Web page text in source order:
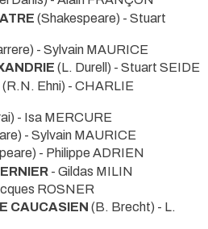
(Shakespeare) - Stuart
- Sylvain MAURICE
(L. Durell) - Stuart SEIDE
(R.N. Ehni) - CHARLIE
- Isa MERCURE
- Sylvain MAURICE
- Philippe ADRIEN
- Gildas MILIN
ROSNER
CAUCASIEN (B. Brecht) - L.